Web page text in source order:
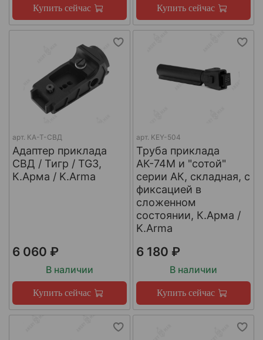
Купить сейчас Купить сейчас
арт. КА-Т-СВД
Адаптер приклада
СВД / Тигр / TG3,
К.Арма / K.Arma
6 060 ₽
В наличии
Купить сейчас
арт. KEY-504
Труба приклада
АК-74М и "сотой"
серии АК, складная, с
фиксацией в
сложенном
состоянии, К.Арма /
K.Arma
6 180 ₽
В наличии
Купить сейчас